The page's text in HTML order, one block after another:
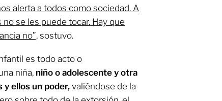
alerta a todos como sociedad. A
se les puede tocar. Hay que
no”, sostuvo.
es todo acto o
niña, niño o adolescente y otra
y ellos un poder, valiéndose de la